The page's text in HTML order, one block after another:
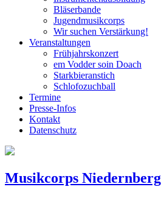
Bläserbande
Jugendmusikcorps
Wir suchen Verstärkung!
Veranstaltungen
Frühjahrskonzert
em Vodder soin Doach
Starkbieranstich
Schlofozuchball
Termine
Presse-Infos
Kontakt
Datenschutz
Musikcorps Niedernberg